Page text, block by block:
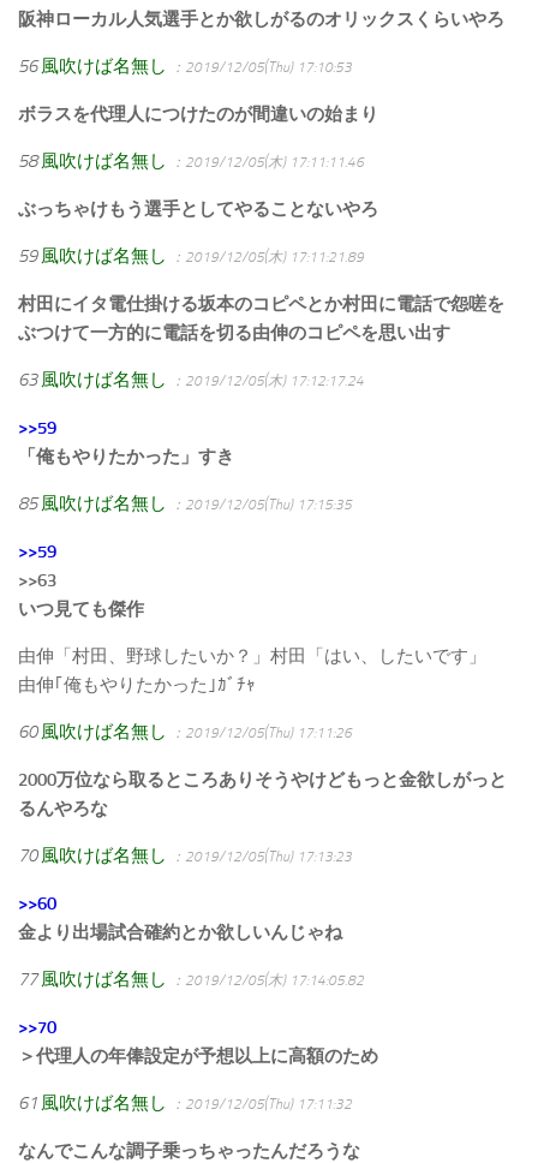
阪神ローカル人気選手とか欲しがるのオリックスくらいやろ
56 風吹けば名無し ：2019/12/05(Thu) 17:10:53
ボラスを代理人につけたのが間違いの始まり
58 風吹けば名無し ：2019/12/05(木) 17:11:11.46
ぶっちゃけもう選手としてやることないやろ
59 風吹けば名無し ：2019/12/05(木) 17:11:21.89
村田にイタ電仕掛ける坂本のコピペとか村田に電話で怨嗟を
ぶつけて一方的に電話を切る由伸のコピペを思い出す
63 風吹けば名無し ：2019/12/05(木) 17:12:17.24
>>59
「俺もやりたかった」すき
85 風吹けば名無し ：2019/12/05(Thu) 17:15:35
>>59
>>63
いつ見ても傑作
由伸「村田、野球したいか？」村田「はい、したいです」
由伸｢俺もやりたかった｣ｶﾞﾁｬ
60 風吹けば名無し ：2019/12/05(Thu) 17:11:26
2000万位なら取るところありそうやけどもっと金欲しがっと
るんやろな
70 風吹けば名無し ：2019/12/05(Thu) 17:13:23
>>60
金より出場試合確約とか欲しいんじゃね
77 風吹けば名無し ：2019/12/05(木) 17:14:05.82
>>70
＞代理人の年俸設定が予想以上に高額のため
61 風吹けば名無し ：2019/12/05(Thu) 17:11:32
なんでこんな調子乗っちゃったんだろうな